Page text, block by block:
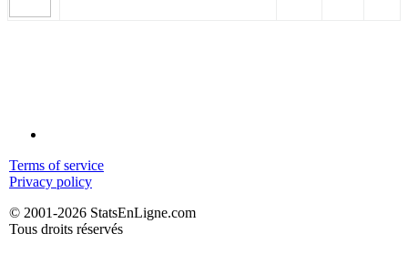
Terms of service
Privacy policy
© 2001-2026 StatsEnLigne.com
Tous droits réservés